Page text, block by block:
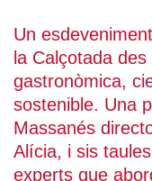
Un
la Calçotada des
gastronòmica,
sostenible. Una
Massanés
Alícia, i sis
experts que